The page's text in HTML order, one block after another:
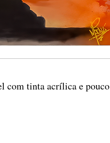
com tinta acrílica e pouco